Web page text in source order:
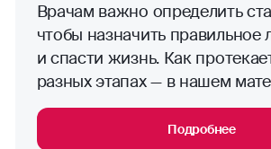
Врачам важно определить
чтобы назначить правильное
и спасти жизнь. Как
разных этапах — в нашем
Подробнее